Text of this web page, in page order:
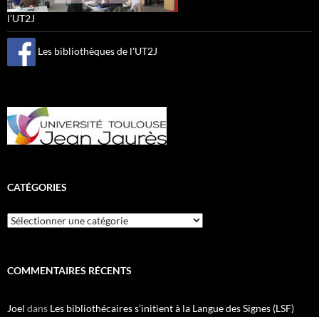
l'UT2J
Les bibliothèques de l'UT2J
CATÉGORIES
Catégories
COMMENTAIRES RÉCENTS
Joel dans Les bibliothécaires s’initient à la Langue des Signes (LSF)